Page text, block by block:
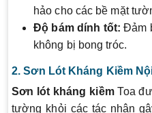
hảo cho các bề mặt
Độ bám dính tốt: Đảm
không bị bong tróc.
2. Sơn Lót Kháng Kiềm
Sơn lót kháng kiềmToa
tường khỏi các tác nhân